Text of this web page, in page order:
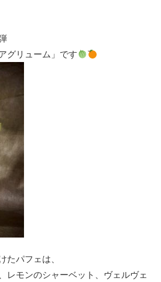
リューム」です
たパフェは、
レモンのシャーベット、ヴェルヴェ